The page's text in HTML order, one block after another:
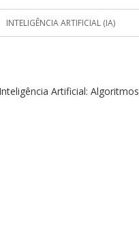
INTELIGÊNCIA ARTIFICIAL (IA)